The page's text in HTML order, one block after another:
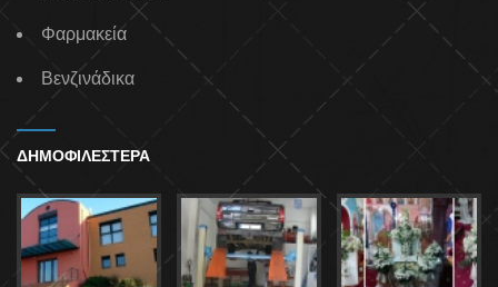
Φαρμακεία
Βενζινάδικα
ΔΗΜΟΦΙΛΕΣΤΕΡΑ